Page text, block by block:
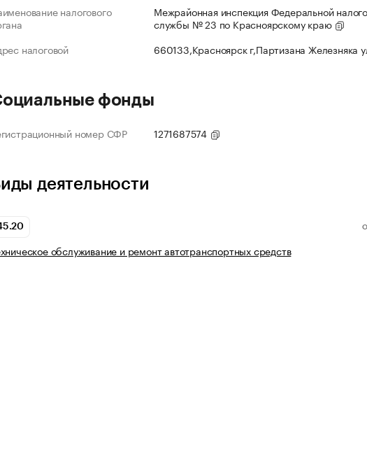
налогового
Межрайонная инспекция Федеральной
службы № 23 по Красноярскому краю
налоговой
660133,Красноярск г,Партизана Железняка
фонды
номер СФР 1271687574
деятельности
обслуживание и ремонт автотранспортных средств